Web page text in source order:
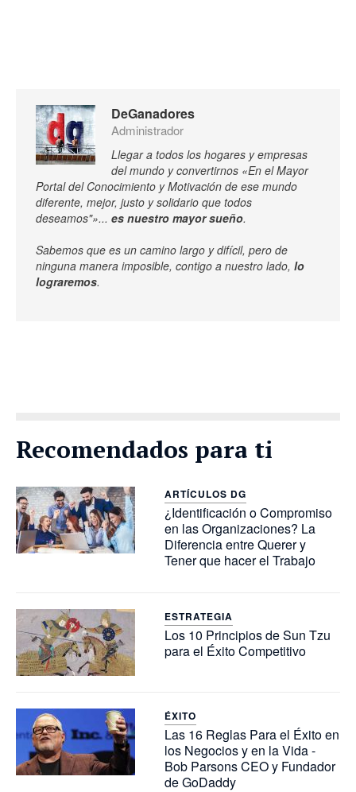
DeGanadores
Administrador
Llegar a todos los hogares y empresas
del mundo y convertirnos «En el Mayor
Portal del Conocimiento y Motivación de ese mundo
diferente, mejor, justo y solidario que todos
deseamos"»... es nuestro mayor sueño.
Sabemos que es un camino largo y difícil, pero de
ninguna manera imposible, contigo a nuestro lado, lo
lograremos.
Recomendados para ti
ARTÍCULOS DG
¿Identificación o Compromiso
en las Organizaciones? La
Diferencia entre Querer y
Tener que hacer el Trabajo
ESTRATEGIA
Los 10 Principios de Sun Tzu
para el Éxito Competitivo
ÉXITO
Las 16 Reglas Para el Éxito en
los Negocios y en la Vida -
Bob Parsons CEO y Fundador
de GoDaddy